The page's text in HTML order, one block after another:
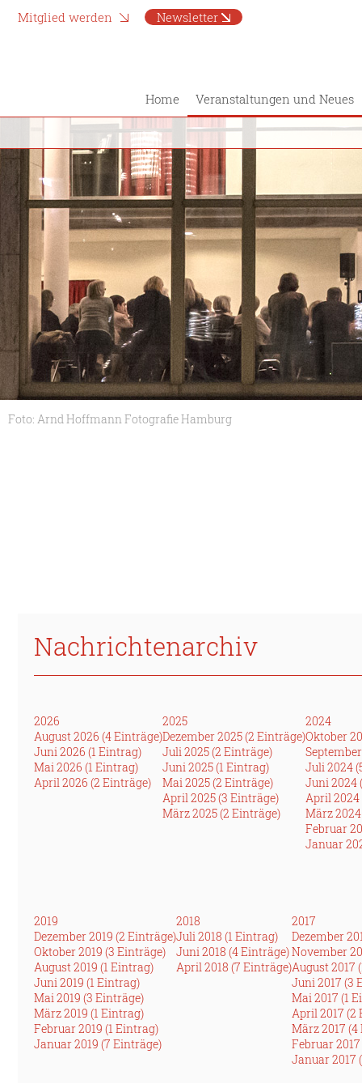
Mitglied werden Newsletter
Home Veranstaltungen und Neues
Foto: Arnd Hoffmann Fotografie Hamburg
Nachrichtenarchiv
2026
August 2026 (4 Einträge)
Juni 2026 (1 Eintrag)
Mai 2026 (1 Eintrag)
April 2026 (2 Einträge)
2025
Dezember 2025 (2 Einträge)
Juli 2025 (2 Einträge)
Juni 2025 (1 Eintrag)
Mai 2025 (2 Einträge)
April 2025 (3 Einträge)
März 2025 (2 Einträge)
2024
Oktober
Juli 2024
Juni 2024
April 2024
März
Februar
Januar
2019
Dezember 2019 (2 Einträge)
Oktober 2019 (3 Einträge)
August 2019 (1 Eintrag)
Juni 2019 (1 Eintrag)
Mai 2019 (3 Einträge)
März 2019 (1 Eintrag)
Februar 2019 (1 Eintrag)
Januar 2019 (7 Einträge)
2018
Juli 2018 (1 Eintrag)
Juni 2018 (4 Einträge)
April 2018 (7 Einträge)
2017
Dezember
November
August 2017
Juni 2017 (3
Mai 2017 (1
April 2017 (2
März 2017
Februar
Januar 2017